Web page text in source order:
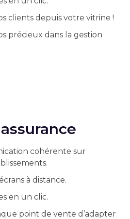
clients depuis votre vitrine !
précieux dans la gestion
cohérente sur
à distance.
en un clic.
point de vente d’adapter